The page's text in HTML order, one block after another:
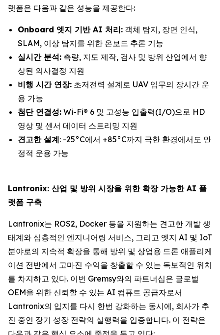
랫폼은 다음과 같은 성능을 제공한다:
Onboard 엣지 기반 AI 처리: 객체 탐지, 장면 인식,
SLAM, 이상 탐지를 위한 온보드 추론 기능
실시간 분석: 측량, 지도 제작, 검사 및 방위 산업에서 향
상된 의사결정 지원
비행 시간 연장: 초저전력 설계로 UAV 임무의 장시간 운
용 가능
첨단 연결성: Wi-Fi® 6 및 고성능 입출력(I/O)으로 HD
영상 및 센서 데이터 스트리밍 지원
견고한 설계: -25°C에서 +85°C까지 극한 환경에서도 안
정적 운용 가능
Lantronix: 산업 및 방위 시장을 위한 확장 가능한 AI 플
랫폼 구축
Lantronix는 ROS2, Docker 등을 지원하는 견고한 개발 생
태계와 심층적인 엔지니어링 서비스, 그리고 엣지 AI 및 IoT
분야로의 지속적 확장을 통해 방위 및 상업용 드론 애플리케
이션 전반에서 고마진 수익을 창출할 수 있는 독보적인 위치
를 차지하고 있다. 이번 Gremsy와의 파트너십은 글로벌
OEM을 위한 신뢰할 수 있는 AI 컴퓨트 공급자로서
Lantronix의 입지를 다시 한번 강화하는 동시에, 회사가 추
진 중인 장기 성장 전략의 실행력을 입증합니다. 이 전략은